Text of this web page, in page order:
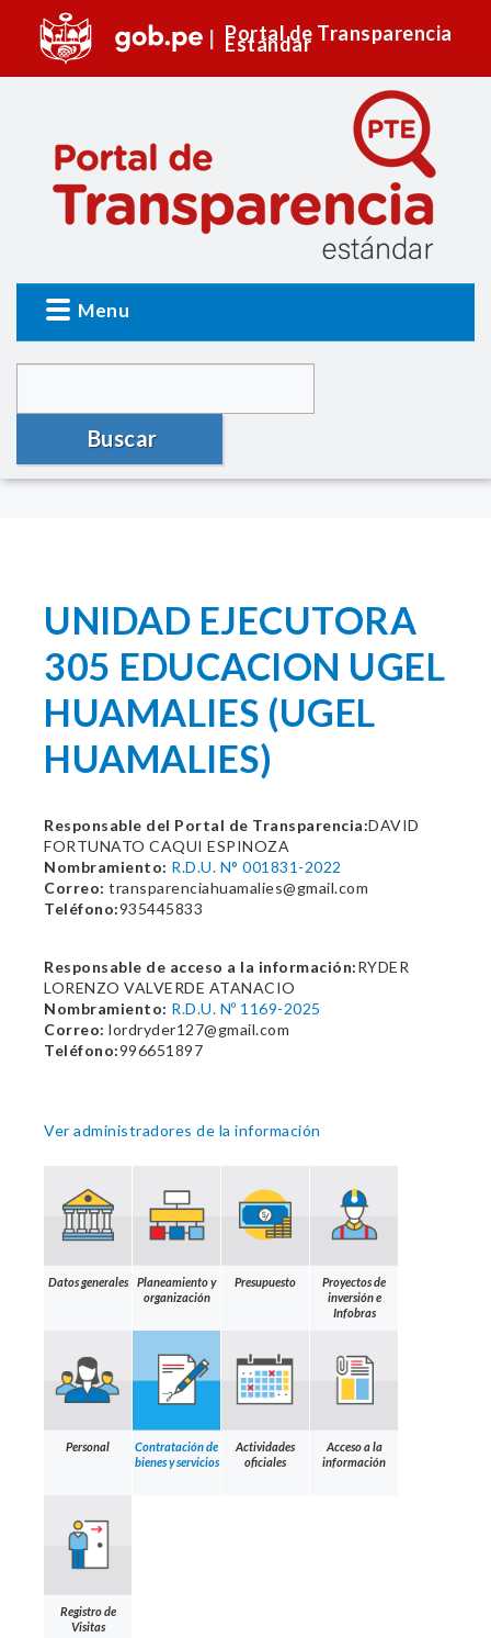
Portal de Transparencia
Estándar
Menu
Buscar
UNIDAD EJECUTORA
305 EDUCACION UGEL
HUAMALIES (UGEL
HUAMALIES)
Responsable del Portal de Transparencia:DAVID
FORTUNATO CAQUI ESPINOZA
Nombramiento: R.D.U. N° 001831-2022
Correo: transparenciahuamalies@gmail.com
Teléfono:935445833
Responsable de acceso a la información:RYDER
LORENZO VALVERDE ATANACIO
Nombramiento: R.D.U. Nº 1169-2025
Correo: lordryder127@gmail.com
Teléfono:996651897
Ver administradores de la información
Datos generales
Planeamiento y
organización
Presupuesto
Proyectos de
inversión e
Infobras
Personal
Contratación de
bienes y servicios
Actividades
oficiales
Acceso a la
información
Registro de
Visitas